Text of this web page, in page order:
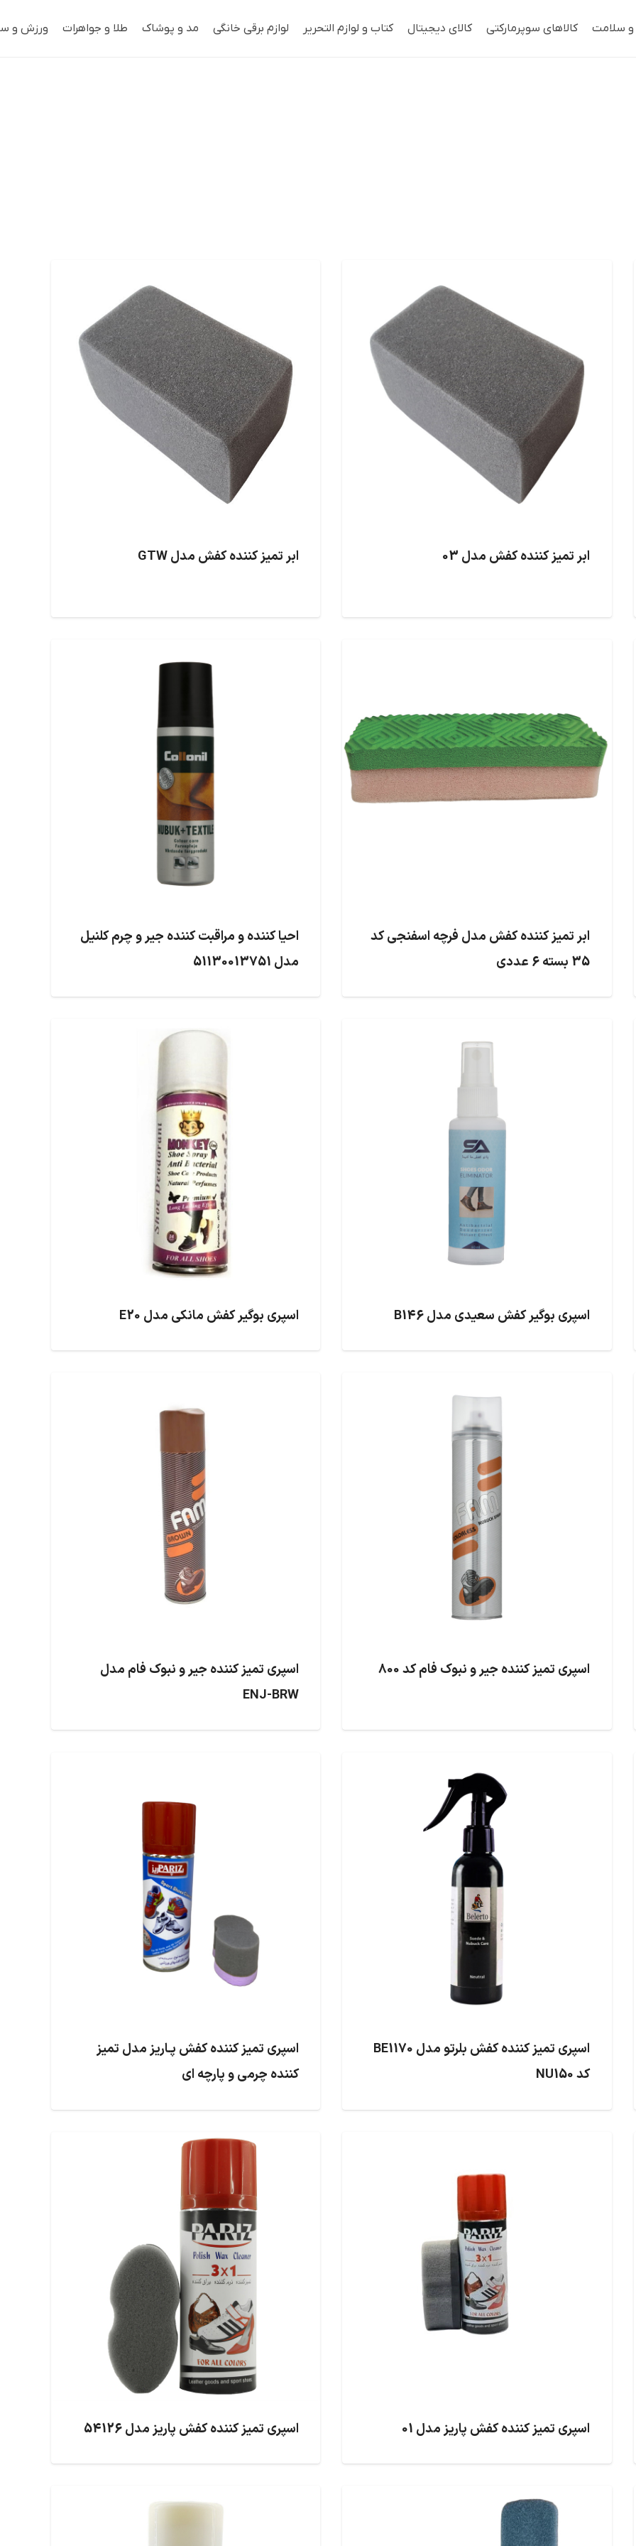
و سلامت کالاهای سوپرمارکتی کالای دیجیتال کتاب و لوازم التحریر لوازم برقی خانگی مد و پوشاک طلا و جواهرات ورزش و
ابر تمیز کننده کفش مدل 03 ابر تمیز کننده کفش مدل GTW
ابر تمیز کننده کفش مدل فرچه اسفنجی کد
35 بسته 6 عددی
احیا کننده و مراقبت کننده جیر و چرم کلنیل
مدل 51130013751
اسپری بوگیر کفش سعیدی مدل B146 اسپری بوگیر کفش مانکی مدل E20
اسپری تمیز کننده جیر و نبوک فام کد 800
اسپری تمیز کننده جیر و نبوک فام مدل
ENJ-BRW
اسپری تمیز کننده کفش بلرتو مدل BE1170
کد NU150
اسپری تمیز کننده کفش پـاریز مدل تمیز
کننده چرمی و پارچه ای
اسپری تمیز کننده کفش پاریز مدل 01 اسپری تمیز کننده کفش پاریز مدل 54126